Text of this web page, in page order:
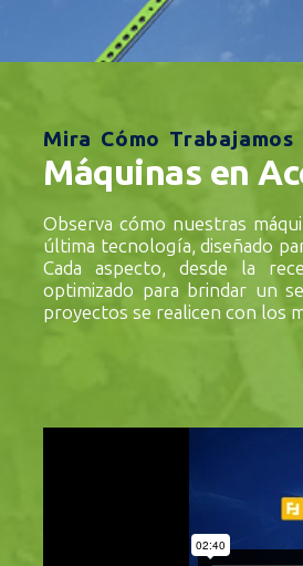
Mira Cómo Trabajamos
Máquinas en
Observa cómo nuestras
última tecnología, diseñado
Cada aspecto, desde la
optimizado para brindar un
proyectos se realicen con los